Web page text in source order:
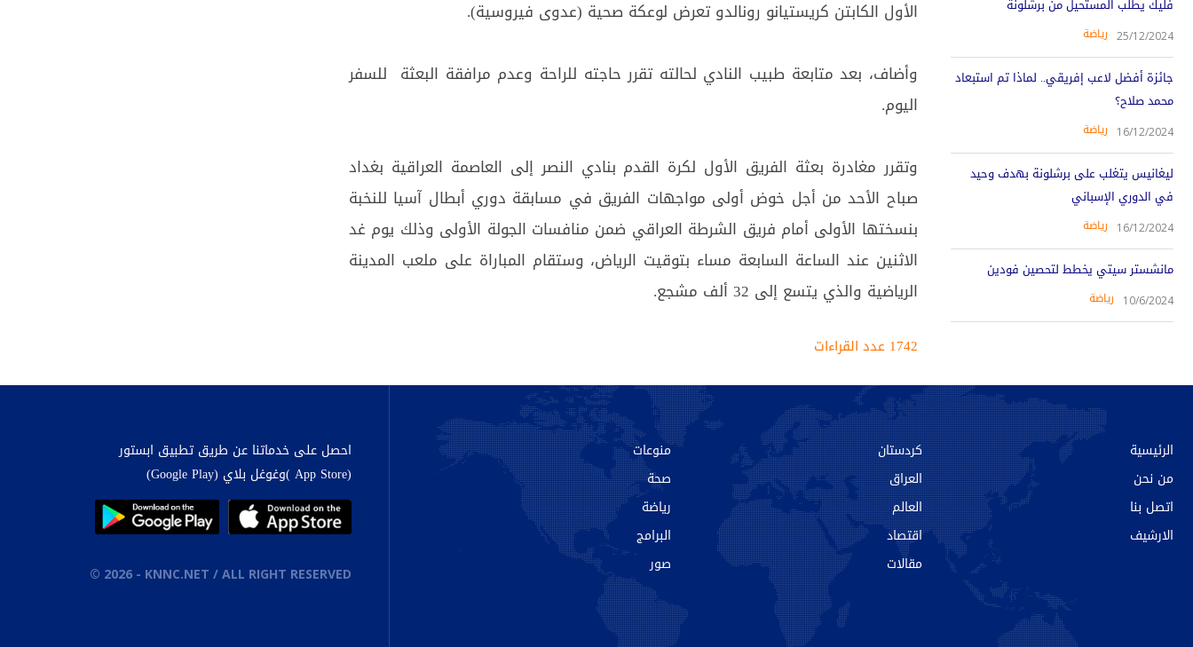
فليك يطلب المستحيل من برشلونة
25/12/2024 رياضة
جائزة أفضل لاعب إفريقي.. لماذا تم استبعاد
محمد صلاح؟
16/12/2024 رياضة
ليغانيس يتغلب على برشلونة بهدف وحيد
في الدوري الإسباني
16/12/2024 رياضة
مانشستر سيتي يخطط لتحصين فودين
10/6/2024 رياضة
الأول الكابتن كريستيانو رونالدو تعرض لوعكة صحية (عدوى فيروسية).
وأضاف، بعد متابعة طبيب النادي لحالته تقرر حاجته للراحة وعدم مرافقة البعثة للسفر
اليوم.
وتقرر مغادرة بعثة الفريق الأول لكرة القدم بنادي النصر إلى العاصمة العراقية بغداد
صباح الأحد من أجل خوض أولى مواجهات الفريق في مسابقة دوري أبطال آسيا للنخبة
بنسختها الأولى أمام فريق الشرطة العراقي ضمن منافسات الجولة الأولى وذلك يوم غد
الاثنين عند الساعة السابعة مساء بتوقيت الرياض، وستقام المباراة على ملعب المدينة
الرياضية والذي يتسع إلى 32 ألف مشجع.
1742 عدد القراءات‌‌
الرئيسية
من نحن‌
اتصل بنا
الارشیف
كردستان
العراق
العالم
اقتصاد
مقالات
منوعات
صحة
رياضة
البرامج
صور
احصل على خدماتنا عن طريق تطبيق ابستور
(App Store )وغوغل بلاي (Google Play)
© 2026 - KNNC.NET / ALL RIGHT RESERVED